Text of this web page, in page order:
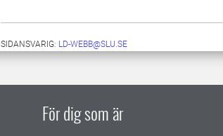
SIDANSVARIG: LD-WEBB@SLU.SE
För dig som är